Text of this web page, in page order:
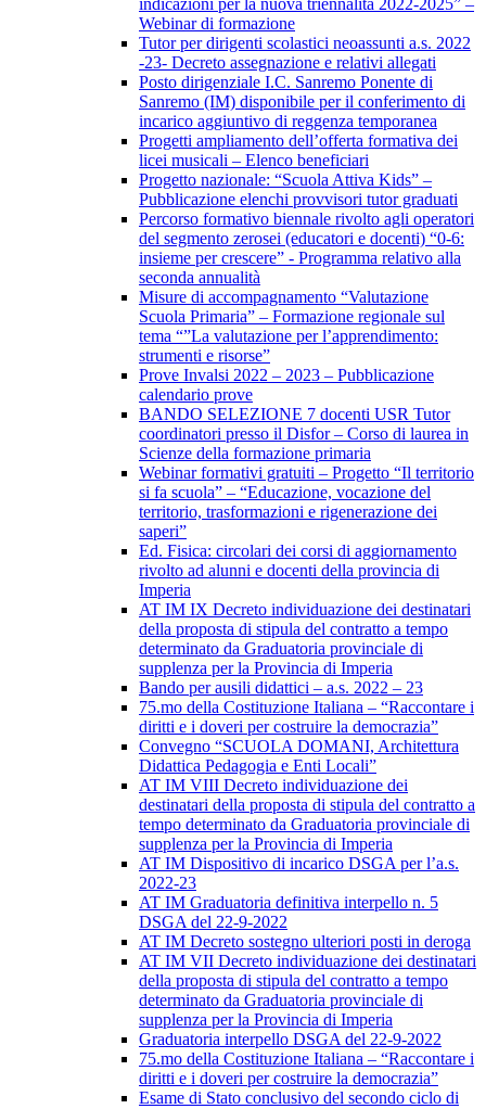
indicazioni per la nuova triennalità 2022-2025” –
Webinar di formazione
Tutor per dirigenti scolastici neoassunti a.s. 2022
-23- Decreto assegnazione e relativi allegati
Posto dirigenziale I.C. Sanremo Ponente di
Sanremo (IM) disponibile per il conferimento di
incarico aggiuntivo di reggenza temporanea
Progetti ampliamento dell’offerta formativa dei
licei musicali – Elenco beneficiari
Progetto nazionale: “Scuola Attiva Kids” –
Pubblicazione elenchi provvisori tutor graduati
Percorso formativo biennale rivolto agli operatori
del segmento zerosei (educatori e docenti) “0-6:
insieme per crescere” - Programma relativo alla
seconda annualità
Misure di accompagnamento “Valutazione
Scuola Primaria” – Formazione regionale sul
tema “”La valutazione per l’apprendimento:
strumenti e risorse”
Prove Invalsi 2022 – 2023 – Pubblicazione
calendario prove
BANDO SELEZIONE 7 docenti USR Tutor
coordinatori presso il Disfor – Corso di laurea in
Scienze della formazione primaria
Webinar formativi gratuiti – Progetto “Il territorio
si fa scuola” – “Educazione, vocazione del
territorio, trasformazioni e rigenerazione dei
saperi”
Ed. Fisica: circolari dei corsi di aggiornamento
rivolto ad alunni e docenti della provincia di
Imperia
AT IM IX Decreto individuazione dei destinatari
della proposta di stipula del contratto a tempo
determinato da Graduatoria provinciale di
supplenza per la Provincia di Imperia
Bando per ausili didattici – a.s. 2022 – 23
75.mo della Costituzione Italiana – “Raccontare i
diritti e i doveri per costruire la democrazia”
Convegno “SCUOLA DOMANI, Architettura
Didattica Pedagogia e Enti Locali”
AT IM VIII Decreto individuazione dei
destinatari della proposta di stipula del contratto a
tempo determinato da Graduatoria provinciale di
supplenza per la Provincia di Imperia
AT IM Dispositivo di incarico DSGA per l’a.s.
2022-23
AT IM Graduatoria definitiva interpello n. 5
DSGA del 22-9-2022
AT IM Decreto sostegno ulteriori posti in deroga
AT IM VII Decreto individuazione dei destinatari
della proposta di stipula del contratto a tempo
determinato da Graduatoria provinciale di
supplenza per la Provincia di Imperia
Graduatoria interpello DSGA del 22-9-2022
75.mo della Costituzione Italiana – “Raccontare i
diritti e i doveri per costruire la democrazia”
Esame di Stato conclusivo del secondo ciclo di